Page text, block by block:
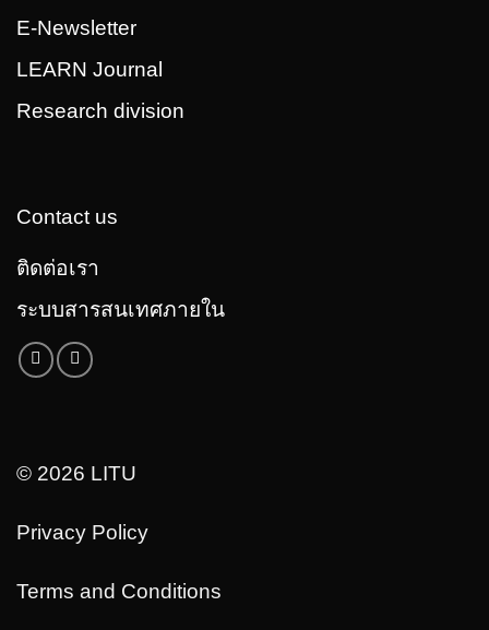
E-Newsletter
LEARN Journal
Research division
Contact us
ติดต่อเรา
ระบบสารสนเทศภายใน
© 2026 LITU
Privacy Policy
Terms and Conditions